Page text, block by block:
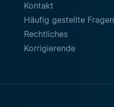
Kontakt
Häufig gestellte Fragen
Rechtliches
Korrigierende